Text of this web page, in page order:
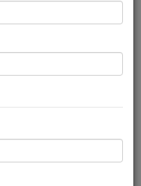
KISKERTI